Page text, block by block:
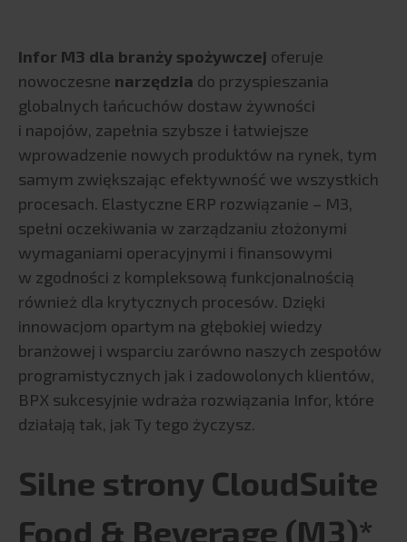
Media
OFERTA
ERP
SAP
SAP S/4HANA
Fuzje i przejęcia
Infor
enova365
enova365 – Kadry i Płace
BPX Smart Support Center
Teta
Teta HR
Teta ME
PRODUKTY BI
Infor M3 dla branży spożywczej oferuje
nowoczesne narzędzia do przyspieszania
globalnych łańcuchów dostaw żywności
i napojów, zapełnia szybsze i łatwiejsze
wprowadzenie nowych produktów na rynek, tym
samym zwiększając efektywność we wszystkich
procesach. Elastyczne ERP rozwiązanie – M3,
spełni oczekiwania w zarządzaniu złożonymi
wymaganiami operacyjnymi i finansowymi
w zgodności z kompleksową funkcjonalnością
również dla krytycznych procesów. Dzięki
innowacjom opartym na głębokiej wiedzy
branżowej i wsparciu zarówno naszych zespołów
programistycznych jak i zadowolonych klientów,
BPX sukcesyjnie wdraża rozwiązania Infor, które
działają tak, jak Ty tego życzysz.
Silne strony CloudSuite
Food & Beverage (M3)*